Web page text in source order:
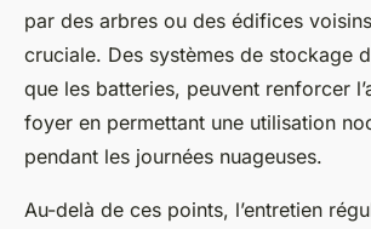
par des arbres ou des édifices
cruciale. Des systèmes de stockage
que les batteries, peuvent renforcer
foyer en permettant une utilisation
pendant les journées nuageuses.
Au-delà de ces points, l’entretien